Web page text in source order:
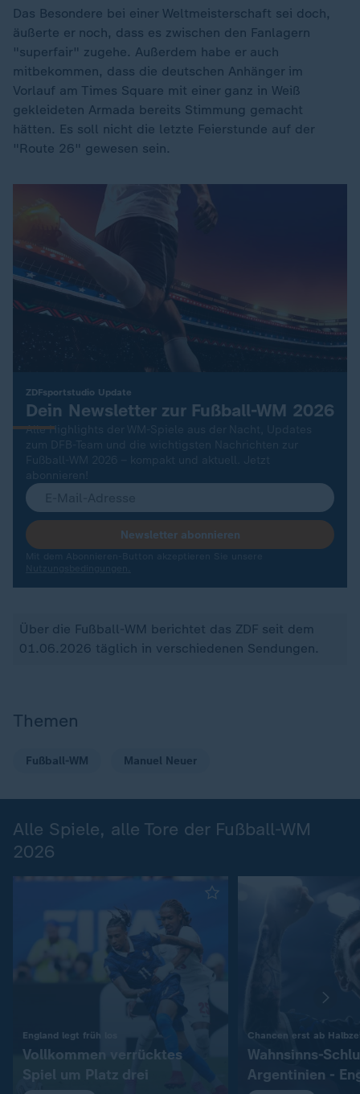
Das Besondere bei einer Weltmeisterschaft sei doch,
äußerte er noch, dass es zwischen den Fanlagern
"superfair" zugehe. Außerdem habe er auch
mitbekommen, dass die deutschen Anhänger im
Vorlauf am Times Square mit einer ganz in Weiß
gekleideten Armada bereits Stimmung gemacht
hätten. Es soll nicht die letzte Feierstunde auf der
"Route 26" gewesen sein.
ZDFsportstudio Update
:
Dein Newsletter zur Fußball-WM 2026
Alle Highlights der WM-Spiele aus der Nacht, Updates
zum DFB-Team und die wichtigsten Nachrichten zur
Fußball-WM 2026 – kompakt und aktuell. Jetzt
abonnieren!
Newsletter abonnieren
Über die Fußball-WM berichtet das ZDF seit dem
01.06.2026 täglich in verschiedenen Sendungen.
Themen
Fußball-WM Manuel Neuer
Alle Spiele, alle Tore der Fußball-WM
2026
England legt früh los
Vollkommen verrücktes
Spiel um Platz drei
Chancen erst ab
Wahnsinns-
Argentinien -